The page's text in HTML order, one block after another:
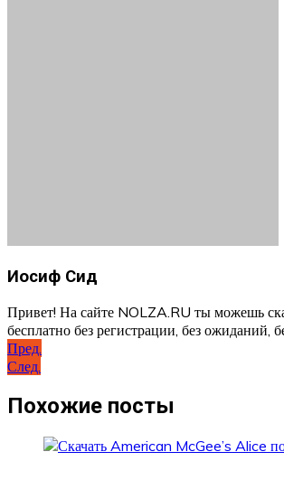
Иосиф Сид
Привет! На сайте NOLZA.RU ты можешь
бесплатно без регистрации, без ожиданий,
Навигация
по
записям
Пред.
След.
Похожие посты